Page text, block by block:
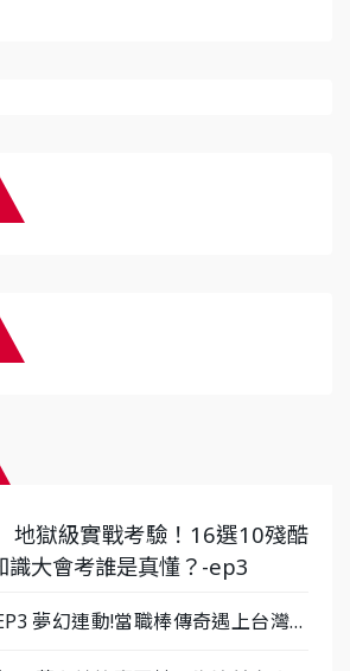
地獄級實戰考驗！16選10殘酷
識大會考誰是真懂？-ep3
夢幻連動!當職棒傳奇遇上台灣女